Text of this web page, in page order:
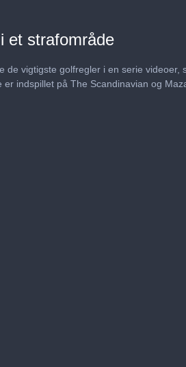
et strafområde
de vigtigste golfregler i en serie videoer,
indspillet på The Scandinavian og